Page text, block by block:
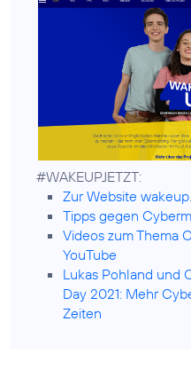
Zur Website
Tipps gegen
Videos zum Thema
YouTube
Lukas Pohland und
Day 2021: Mehr
Zeiten